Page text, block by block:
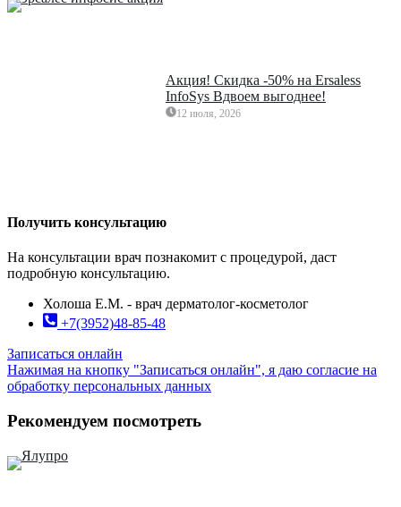
Акция! Скидка -50% на Ersaless
InfoSys Вдвоем выгоднее!
12 июля, 2026
Получить консультацию
На консультации врач познакомит с процедурой, даст
подробную консультацию.
Холоша Е.М. - врач дерматолог-косметолог
+7(3952)48-85-48
Записаться онлайн
Нажимая на кнопку "Записаться онлайн", я даю согласие на
обработку персональных данных
Рекомендуем посмотреть